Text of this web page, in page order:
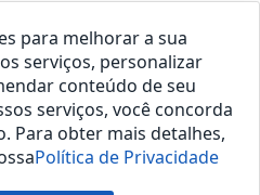
para melhorar a sua
serviços, personalizar
conteúdo de seu
serviços, você concorda
Para obter mais detalhes,
Política de Privacidade